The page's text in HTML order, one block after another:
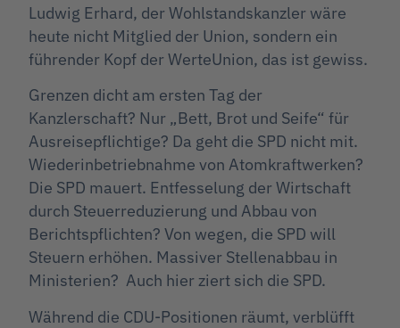
Ludwig Erhard, der Wohlstandskanzler wäre
heute nicht Mitglied der Union, sondern ein
führender Kopf der WerteUnion, das ist gewiss.
Grenzen dicht am ersten Tag der
Kanzlerschaft? Nur „Bett, Brot und Seife“ für
Ausreisepflichtige? Da geht die SPD nicht mit.
Wiederinbetriebnahme von Atomkraftwerken?
Die SPD mauert. Entfesselung der Wirtschaft
durch Steuerreduzierung und Abbau von
Berichtspflichten? Von wegen, die SPD will
Steuern erhöhen. Massiver Stellenabbau in
Ministerien? Auch hier ziert sich die SPD.
Während die CDU-Positionen räumt, verblüfft